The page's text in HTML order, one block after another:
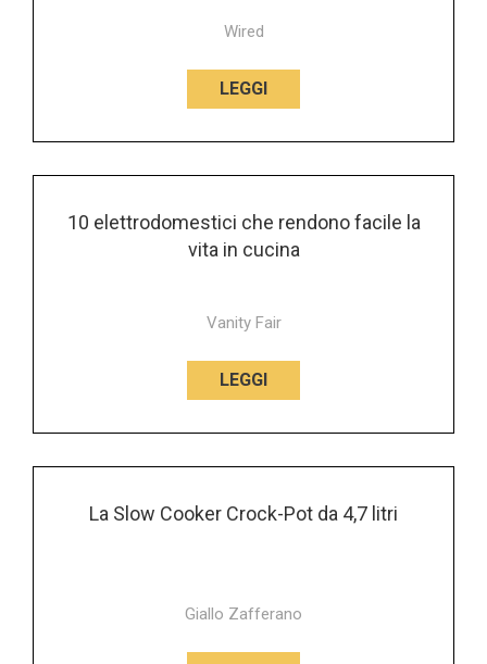
Wired
LEGGI
10 elettrodomestici che rendono facile la
vita in cucina
Vanity Fair
LEGGI
La Slow Cooker Crock-Pot da 4,7 litri
Giallo Zafferano